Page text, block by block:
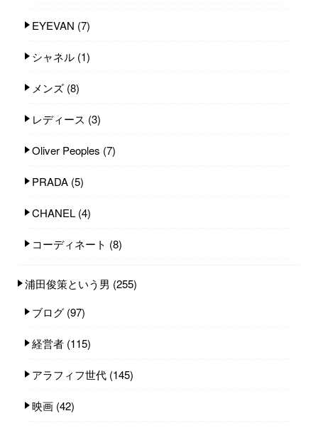
EYEVAN (7)
シャネル (1)
メンズ (8)
レディース (3)
Oliver Peoples (7)
PRADA (5)
CHANEL (4)
コーディネート (8)
浦田俊策という男 (255)
ブログ (97)
経営者 (115)
アラフィフ世代 (145)
映画 (42)